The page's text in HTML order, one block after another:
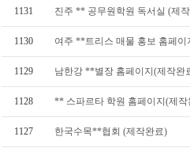
1131 진주 ** 공무원학원 독서실 (제
1130 여주 **트리스 매물 홍보 홈페이
1129 남한강 **별장 홈페이지(제작완
1128 ** 스파르타 학원 홈페이지(제작
1127 한국수목**협회 (제작완료)